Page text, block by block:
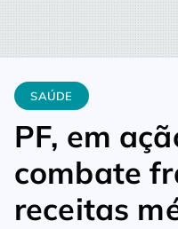
Home Saúde PF, em
SAÚDE
PF, em
combate
receitas